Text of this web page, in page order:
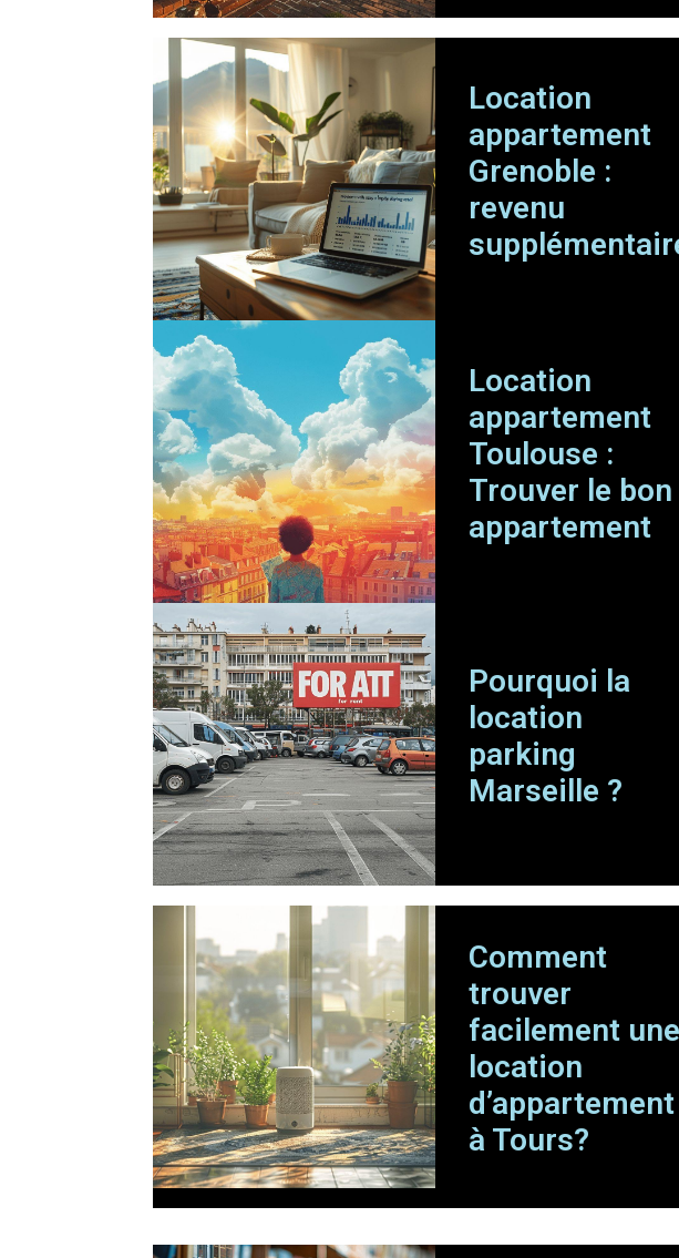
Location
appartement
Grenoble :
revenu
Location
appartement
Toulouse :
Trouver le bon
appartement
Pourquoi la
location
parking
Marseille ?
Comment
trouver
facilement une
location
d’appartement
à Tours?